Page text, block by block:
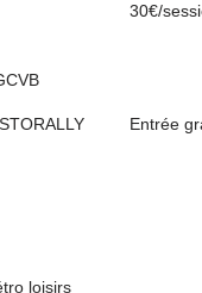
30€/
Entrée
loisirs